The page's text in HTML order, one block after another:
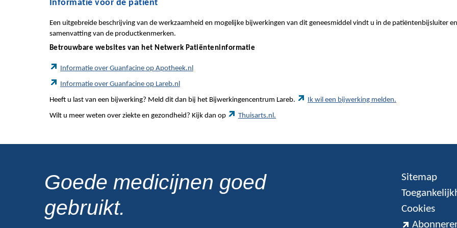
Informatie voor de patiënt
Een uitgebreide beschrijving van de werkzaamheid en mogelijke bijwerkingen van dit geneesmiddel vindt u in de patiëntenbijsluiter en
samenvatting van de productkenmerken.
Betrouwbare websites van het Netwerk Patiënteninformatie
Informatie over Guanfacine op Apotheek.nl
Informatie over Guanfacine op Lareb.nl
Heeft u last van een bijwerking? Meld dit dan bij het Bijwerkingencentrum Lareb. Ik wil een bijwerking melden.
Wilt u meer weten over ziekte en gezondheid? Kijk dan op Thuisarts.nl.
Goede medicijnen goed
gebruikt.
Sitemap
Cookies